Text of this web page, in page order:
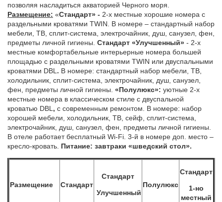
позволяя насладиться акваторией Черного моря.
Размещение: «Стандарт» - 2-х местные хорошие номера с
раздельными кроватями TWIN. В номере – стандартный набор
мебели, ТВ, сплит-система, электрочайник, душ, санузел, фен,
предметы личной гигиены. Стандарт «Улучшенный» - 2-х
местные комфортабельные интерьерные номера большей
площадью с раздельными кроватями TWIN или двуспальными
кроватями DBL . В номере: стандартный набор мебели, ТВ,
холодильник, сплит-система, электрочайник, душ, санузел,
фен, предметы личной гигиены. «Полулюкс»: уютные 2-х
местные номера в классическом стиле с двуспальной
кроватью DBL , с современным ремонтом. В номере: набор
хорошей мебели, холодильник, ТВ, сейф, сплит-система,
электрочайник, душ, санузел, фен, предметы личной гигиены.
В отеле работает бесплатный Wi-Fi. 3-й в номере доп. место –
кресло-кровать. Питание: завтраки «шведский стол».
Размещение Стандарт
Стандарт
Улучшенный
Полулюкс
Стандарт
1-но
местный